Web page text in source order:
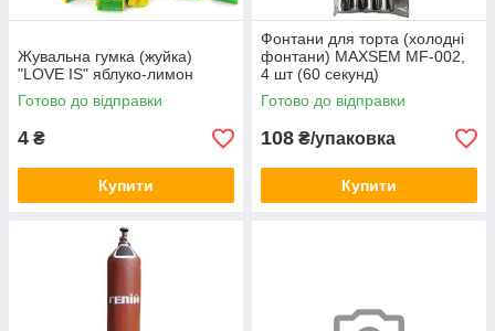
Жувальна гумка (жуйка)
"LOVE IS" яблуко-лимон
Готово до відправки
4 ₴
Купити
Фонтани для торта (холодні
фонтани) MAXSEM MF-002,
4 шт (60 секунд)
Готово до відправки
108 ₴/упаковка
Купити